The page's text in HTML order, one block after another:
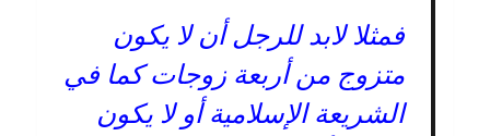
فمثلا لابد للرجل أن لا يكون
متزوج من أربعة زوجات كما في
الشريعة الإسلامية أو لا يكون